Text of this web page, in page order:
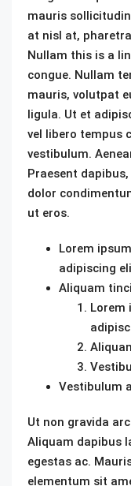
mauris
at nisl at,
Nullam this is a
congue. Nullam
mauris, volutpat
ligula. Ut et
vel libero tempus
vestibulum.
Praesent
dolor
ut eros.
Lorem
adipiscing
Aliquam
Lorem
Vestibulum
Ut non gravida
Aliquam dapibus
egestas ac.
elementum sit